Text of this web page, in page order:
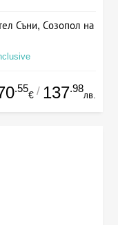
Съни, Созопол на
.55
€ / 137.98
лв.